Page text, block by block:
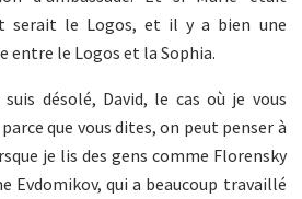
serait le Logos, et il y a bien une
entre le Logos et la Sophia.
désolé, David, le cas où je vous
que vous dites, on peut penser à
je lis des gens comme Florensky
Evdomikov, qui a beaucoup travaillé